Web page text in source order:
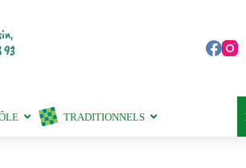
93
TRADITIONNELS